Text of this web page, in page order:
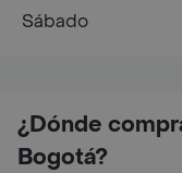
¿Dónde
Bogotá?
Sábado